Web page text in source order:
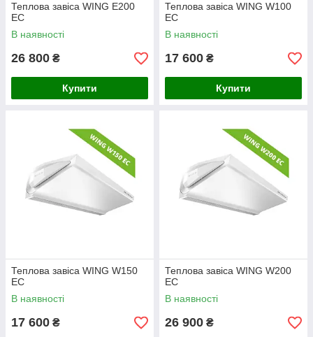
Теплова завіса WING E200
ЕС
В наявності
26 800 ₴
Купити
Теплова завіса WING W100
ЕС
В наявності
17 600 ₴
Купити
Теплова завіса WING W150
ЕС
В наявності
17 600 ₴
Теплова завіса WING W200
ЕС
В наявності
26 900 ₴